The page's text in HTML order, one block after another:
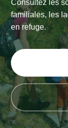
Consultez les
familiales, les
en refuge.